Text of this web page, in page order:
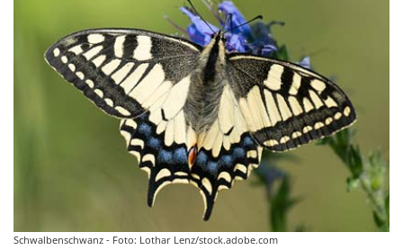
Schwalbenschwanz - Foto: Lothar Lenz/stock.adobe.com